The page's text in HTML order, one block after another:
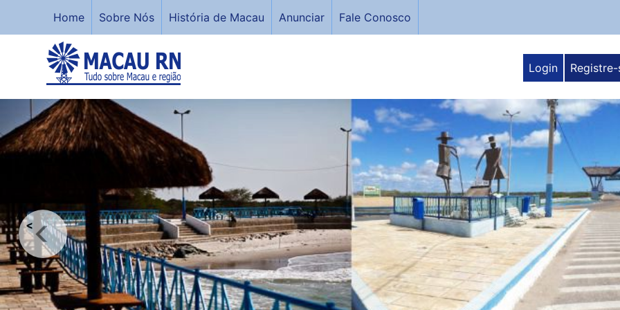
Home Sobre Nós História de Macau Anunciar Fale Conosco
Login Registre-
<